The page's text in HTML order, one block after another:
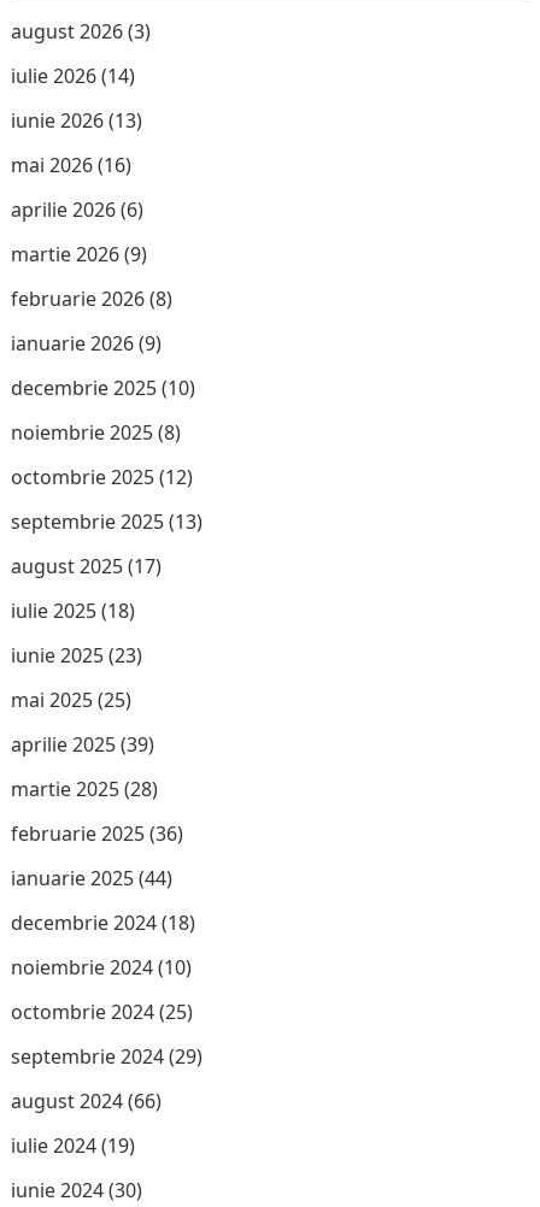
august 2026(3)
iulie 2026(14)
iunie 2026(13)
mai 2026(16)
aprilie 2026(6)
martie 2026(9)
februarie 2026(8)
ianuarie 2026(9)
decembrie 2025(10)
noiembrie 2025(8)
octombrie 2025(12)
septembrie 2025(13)
august 2025(17)
iulie 2025(18)
iunie 2025(23)
mai 2025(25)
aprilie 2025(39)
martie 2025(28)
februarie 2025(36)
ianuarie 2025(44)
decembrie 2024(18)
noiembrie 2024(10)
octombrie 2024(25)
septembrie 2024(29)
august 2024(66)
iulie 2024(19)
iunie 2024(30)